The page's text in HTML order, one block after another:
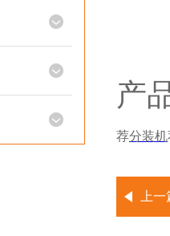
产
荐分装机
上